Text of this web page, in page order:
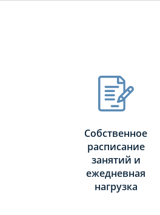
Собственное
расписание
занятий и
ежедневная
нагрузка